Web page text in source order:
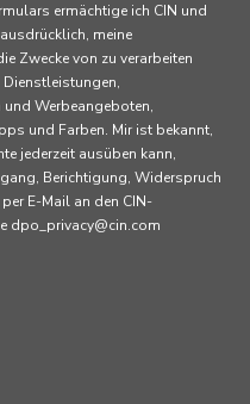
ermächtige ich CIN und
meine
Zwecke von zu verarbeiten
Werbeangeboten,
und Farben. Mir ist bekannt,
jederzeit ausüben kann,
Berichtigung, Widerspruch
E-Mail an den CIN-
dpo_privacy@cin.com